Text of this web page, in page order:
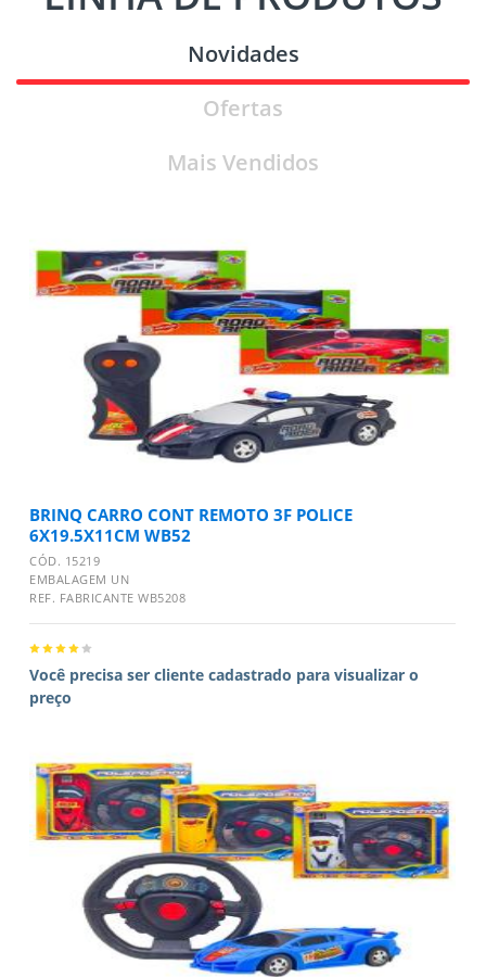
Novidades
Ofertas
Mais Vendidos
BRINQ CARRO CONT REMOTO 3F POLICE
6X19.5X11CM WB52
CÓD. 15219
EMBALAGEM UN
REF. FABRICANTE WB5208
Você precisa ser cliente cadastrado para visualizar o
preço